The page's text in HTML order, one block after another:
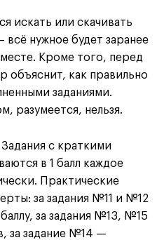
искать или скачивать
нужное будет заранее
Кроме того, перед
объяснит, как правильно
заданиями.
разумеется, нельзя.
Задания с краткими
в 1 балл каждое
Практические
за задания №11 и №12
за задания №13, №15
за задание №14 —